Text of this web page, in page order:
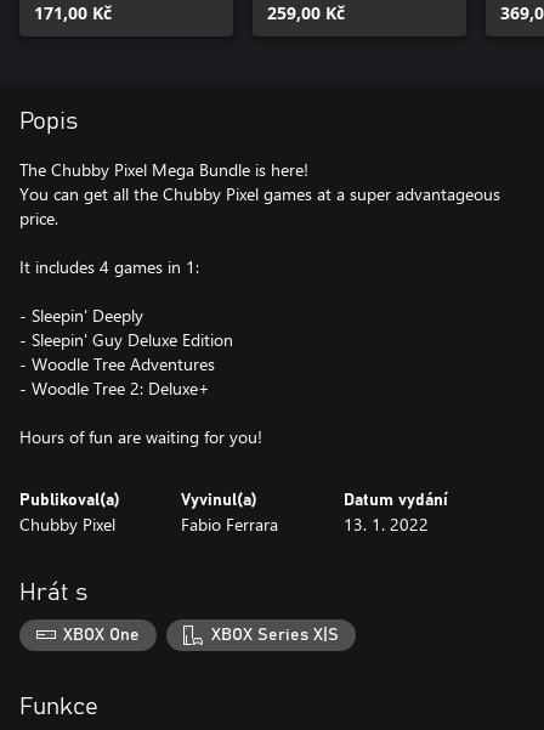
171,00 Kč 259,00 Kč
Popis
The Chubby Pixel Mega Bundle is here!
You can get all the Chubby Pixel games at a super advantageous
price.
It includes 4 games in 1:
- Sleepin' Deeply
- Sleepin' Guy Deluxe Edition
- Woodle Tree Adventures
- Woodle Tree 2: Deluxe+
Hours of fun are waiting for you!
Publikoval(a)
Chubby Pixel
Vyvinul(a)
Fabio Ferrara
Datum vydání
13. 1. 2022
Hrát s
XBOX One XBOX Series X|S
Funkce